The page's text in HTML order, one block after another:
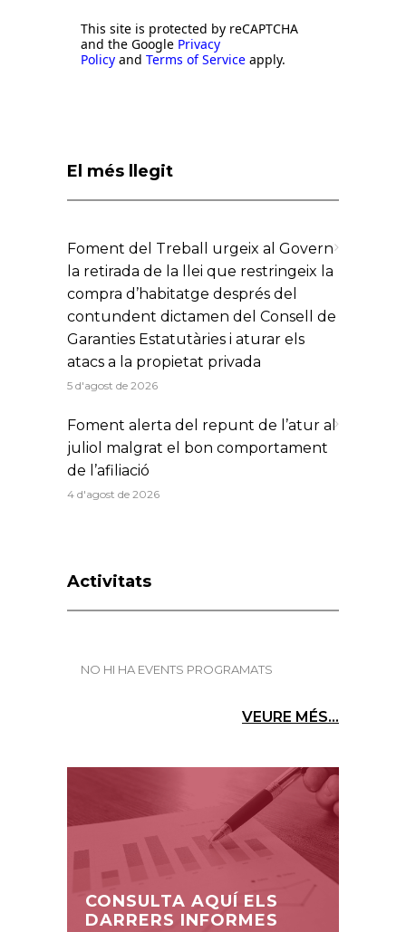
This site is protected by reCAPTCHA
and the Google Privacy
Policy and Terms of Service apply.
El més llegit
Foment del Treball urgeix al Govern
la retirada de la llei que restringeix la
compra d’habitatge després del
contundent dictamen del Consell de
Garanties Estatutàries i aturar els
atacs a la propietat privada
5 d'agost de 2026
Foment alerta del repunt de l’atur al
juliol malgrat el bon comportament
de l’afiliació
4 d'agost de 2026
Activitats
NO HI HA EVENTS PROGRAMATS
VEURE MÉS...
CONSULTA AQUÍ ELS
DARRERS INFORMES